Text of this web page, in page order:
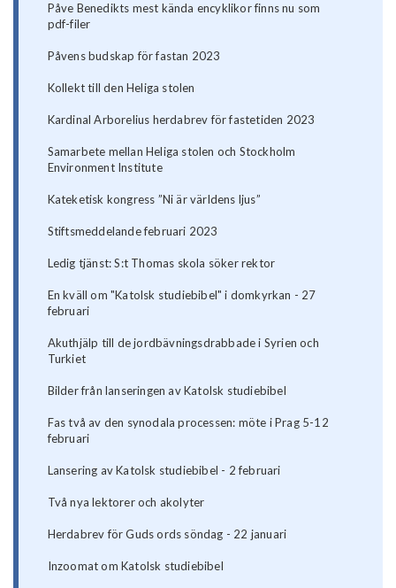
Påve Benedikts mest kända encyklikor finns nu som
pdf-filer
Påvens budskap för fastan 2023
Kollekt till den Heliga stolen
Kardinal Arborelius herdabrev för fastetiden 2023
Samarbete mellan Heliga stolen och Stockholm
Environment Institute
Kateketisk kongress ”Ni är världens ljus”
Stiftsmeddelande februari 2023
Ledig tjänst: S:t Thomas skola söker rektor
En kväll om "Katolsk studiebibel" i domkyrkan - 27
februari
Akuthjälp till de jordbävningsdrabbade i Syrien och
Turkiet
Bilder från lanseringen av Katolsk studiebibel
Fas två av den synodala processen: möte i Prag 5-12
februari
Lansering av Katolsk studiebibel - 2 februari
Två nya lektorer och akolyter
Herdabrev för Guds ords söndag - 22 januari
Inzoomat om Katolsk studiebibel